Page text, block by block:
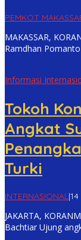
PEMKOT
MAKASSAR,
Ramdhan
Informasi
Tokoh
Angkat
Turki
INTERNASIONAL|
JAKARTA,
Bachtiar Ujung